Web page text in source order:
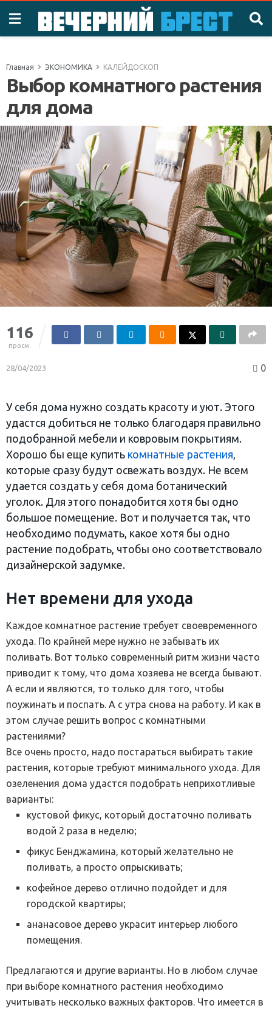
Главная ЭКОНОМИКА КАЛЕЙДОСКОП
Выбор комнатного растения
для дома
116
просм.
28/04/2023 0
У себя дома нужно создать красоту и уют. Этого
удастся добиться не только благодаря правильно
подобранной мебели и ковровым покрытиям.
Хорошо бы еще купить комнатные растения,
которые сразу будут освежать воздух. Не всем
удается создать у себя дома ботанический
уголок. Для этого понадобится хотя бы одно
большое помещение. Вот и получается так, что
необходимо подумать, какое хотя бы одно
растение подобрать, чтобы оно соответствовало
дизайнерской задумке.
Нет времени для ухода
Каждое комнатное растение требует своевременного
ухода. По крайней мере нужно не забывать их
поливать. Вот только современный ритм жизни часто
приводит к тому, что дома хозяева не всегда бывают.
А если и являются, то только для того, чтобы
поужинать и поспать. А с утра снова на работу. И как в
этом случае решить вопрос с комнатными
растениями?
Все очень просто, надо постараться выбирать такие
растения, которые требуют минимального ухода. Для
озеленения дома удастся подобрать неприхотливые
варианты:
кустовой фикус, который достаточно поливать
водой 2 раза в неделю;
фикус Бенджамина, который желательно не
поливать, а просто опрыскивать;
кофейное дерево отлично подойдет и для
городской квартиры;
ананасовое дерево украсит интерьер любого
помещения.
Предлагаются и другие варианты. Но в любом случае
при выборе комнатного растения необходимо
учитывать несколько важных факторов. Что имеется в